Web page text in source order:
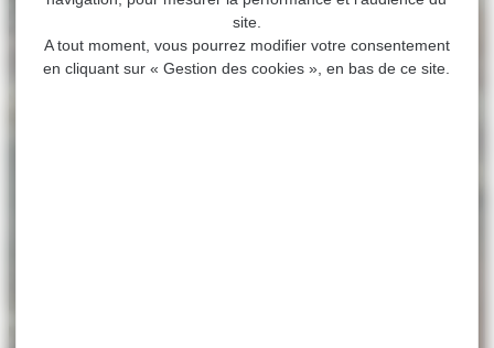
site.
A tout moment, vous pourrez modifier votre consentement
en cliquant sur « Gestion des cookies », en bas de ce site.